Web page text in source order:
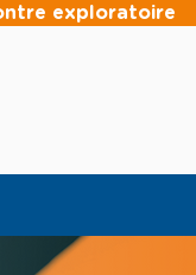
exploratoire